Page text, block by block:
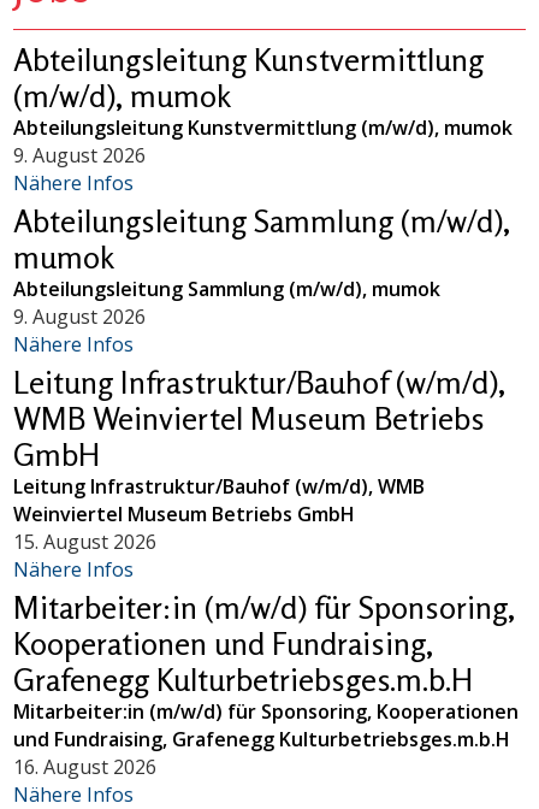
Abteilungsleitung Kunstvermittlung
(m/w/d), mumok
Abteilungsleitung Kunstvermittlung (m/w/d), mumok
9. August 2026
Nähere Infos
Abteilungsleitung Sammlung (m/w/d),
mumok
Abteilungsleitung Sammlung (m/w/d), mumok
9. August 2026
Nähere Infos
Leitung Infrastruktur/Bauhof (w/m/d),
WMB Weinviertel Museum Betriebs
GmbH
Leitung Infrastruktur/Bauhof (w/m/d), WMB
Weinviertel Museum Betriebs GmbH
15. August 2026
Nähere Infos
Mitarbeiter:in (m/w/d) für Sponsoring,
Kooperationen und Fundraising,
Grafenegg Kulturbetriebsges.m.b.H
Mitarbeiter:in (m/w/d) für Sponsoring, Kooperationen
und Fundraising, Grafenegg Kulturbetriebsges.m.b.H
16. August 2026
Nähere Infos